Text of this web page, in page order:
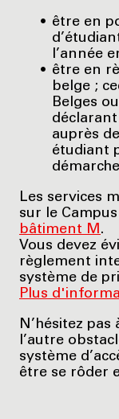
être en
l’année
être en
belge ;
Belges
auprès
étudiant
Les services
sur le
bâtiment M.
Vous devez
règlement
système de
Plus
N’hésitez
l’autre
système
être se rôder